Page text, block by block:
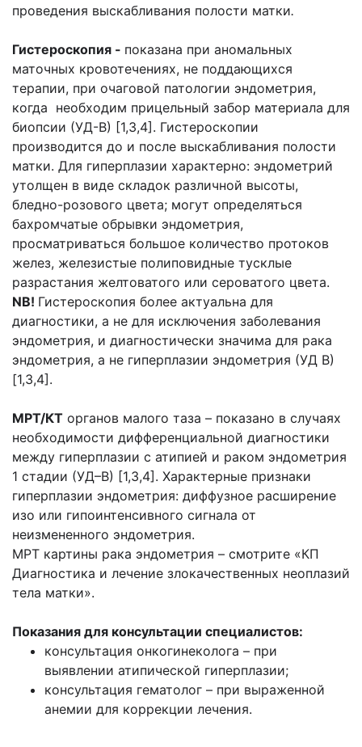
проведения выскабливания полости матки.
Гистероскопия - показана при аномальных
маточных кровотечениях, не поддающихся
терапии, при очаговой патологии эндометрия,
когда необходим прицельный забор материала для
биопсии (УД-В) [1,3,4]. Гистероскопии
производится до и после выскабливания полости
матки. Для гиперплазии характерно: эндометрий
утолщен в виде складок различной высоты,
бледно-розового цвета; могут определяться
бахромчатые обрывки эндометрия,
просматриваться большое количество протоков
желез, железистые полиповидные тусклые
разрастания желтоватого или сероватого цвета.
NB! Гистероскопия более актуальна для
диагностики, а не для исключения заболевания
эндометрия, и диагностически значима для рака
эндометрия, а не гиперплазии эндометрия (УД В)
[1,3,4].
МРТ/КТ органов малого таза – показано в случаях
необходимости дифференциальной диагностики
между гиперплазии с атипией и раком эндометрия
1 стадии (УД–В) [1,3,4]. Характерные признаки
гиперплазии эндометрия: диффузное расширение
изо или гипоинтенсивного сигнала от
неизмененного эндометрия.
МРТ картины рака эндометрия – смотрите «КП
Диагностика и лечение злокачественных неоплазий
тела матки».
Показания для консультации специалистов:
консультация онкогинеколога – при
выявлении атипической гиперплазии;
консультация гематолог – при выраженной
анемии для коррекции лечения.